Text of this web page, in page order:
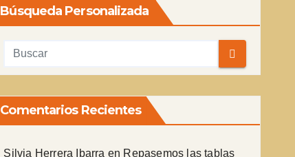
Búsqueda Personalizada
Comentarios Recientes
Silvia Herrera Ibarra en Repasemos las tablas